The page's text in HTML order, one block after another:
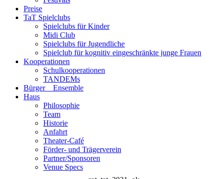
Preise
TaT Spielclubs
Spielclubs für Kinder
Midi Club
Spielclubs für Jugendliche
Spielclub für kognitiv eingeschränkte junge Frauen
Kooperationen
Schulkooperationen
TANDEMs
Bürger__Ensemble
Haus
Philosophie
Team
Historie
Anfahrt
Theater-Café
Förder- und Trägerverein
Partner/Sponsoren
Venue Specs